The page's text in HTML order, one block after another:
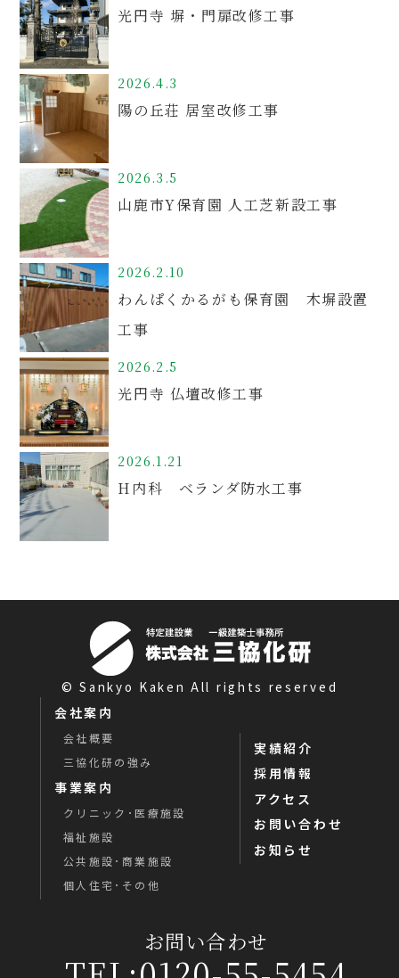
光円寺 塀・門扉改修工事
2026.4.3
陽の丘荘 居室改修工事
2026.3.5
山鹿市Y保育園 人工芝新設工事
2026.2.10
わんぱくかるがも保育園 木塀設置
工事
2026.2.5
光円寺 仏壇改修工事
2026.1.21
H内科 ベランダ防水工事
© Sankyo Kaken All rights reserved
会社案内
会社概要
三協化研の強み
事業案内
クリニック･医療施設
福祉施設
公共施設･商業施設
個人住宅･その他
実績紹介
採用情報
アクセス
お問い合わせ
お知らせ
お問い合わせ